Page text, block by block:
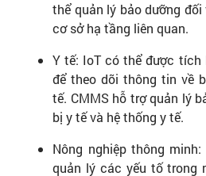
thể quản lý bảo dưỡng
cơ sở hạ tầng liên quan.
Y tế: IoT có thể được
để theo dõi thông tin về
tế. CMMS hỗ trợ quản lý
bị y tế và hệ thống y tế.
Nông nghiệp thông
quản lý các yếu tố trong